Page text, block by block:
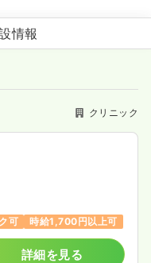
院
情報
クリニック
可 時給1,700円以上可
詳細を見る